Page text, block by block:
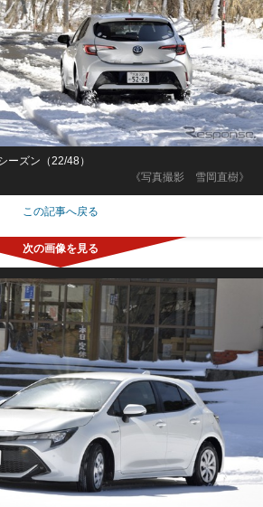
《写真撮影 雪岡直樹》
ーズン（22/48）
この記事へ戻る